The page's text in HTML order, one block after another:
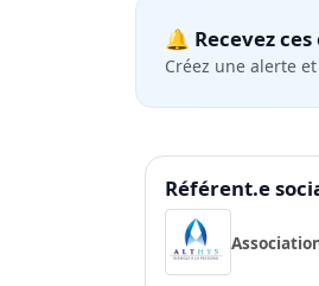
🔔 Recevez
Créez une alerte
Référent.e